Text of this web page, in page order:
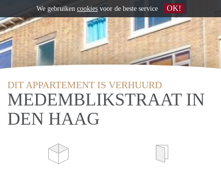
DIT APPARTEMENT IS VERHUURD
MEDEMBLIKSTRAAT IN
DEN HAAG
We gebruiken cookies voor de beste service OK!